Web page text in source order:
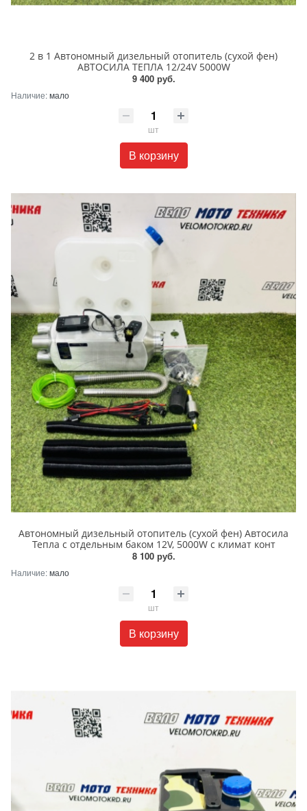
2 в 1 Автономный дизельный отопитель (сухой фен)
АВТОСИЛА ТЕПЛА 12/24V 5000W
9 400 руб.
Наличие:мало
шт
В корзину
Автономный дизельный отопитель (cухой фен) Автосила
Тепла с отдельным баком 12V, 5000W с климат конт
8 100 руб.
Наличие:мало
шт
В корзину